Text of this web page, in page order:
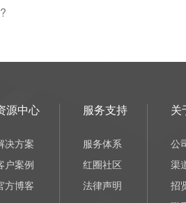
源中心
决方案
户案例
方博客
服务支持
服务体系
红圈社区
法律声明
关
公
渠
招